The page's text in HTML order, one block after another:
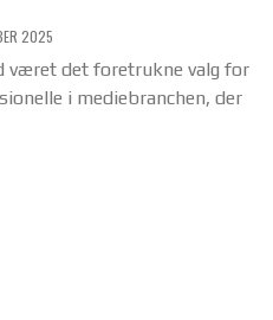
2025
været det foretrukne valg for
i mediebranchen, der